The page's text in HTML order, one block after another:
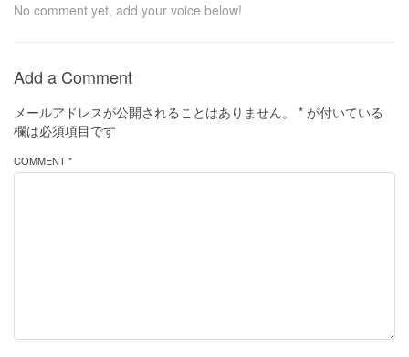
No comment yet, add your voice below!
Add a Comment
メールアドレスが公開されることはありません。 * が付いている
欄は必須項目です
COMMENT *